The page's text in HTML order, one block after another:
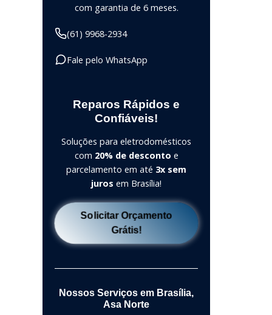
com garantia de 6 meses.
(61) 9968-2934
Fale pelo WhatsApp
Reparos Rápidos e
Confiáveis!
Soluções para eletrodomésticos
com 20% de desconto e
parcelamento em até 3x sem
juros em Brasília!
Solicitar Orçamento
Grátis!
Nossos Serviços em Brasília,
Asa Norte